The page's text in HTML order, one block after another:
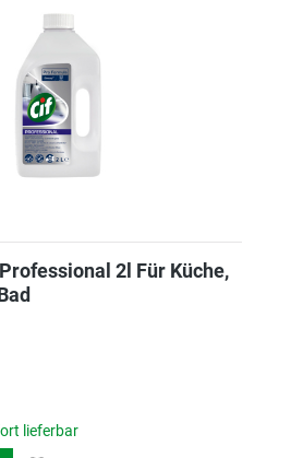
2l Für Küche,
lieferbar